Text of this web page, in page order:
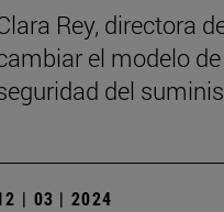
Rey, directora
el modelo
del
| 03 | 2024